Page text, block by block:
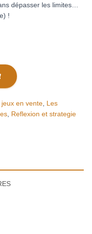
dépasser les limites…
!
jeux en vente Les
Reflexion et strategie